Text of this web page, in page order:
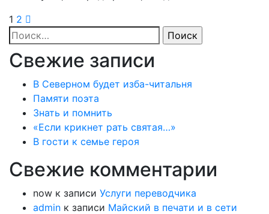
1 2
Найти:
Свежие записи
В Северном будет изба-читальня
Памяти поэта
Знать и помнить
«Если крикнет рать святая…»
В гости к семье героя
Свежие комментарии
now к записи Услуги переводчика
admin к записи Майский в печати и в сети